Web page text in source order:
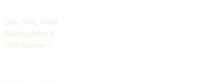
Gasa Nord Grønt
Pakhusgården 4
5000 Odense C